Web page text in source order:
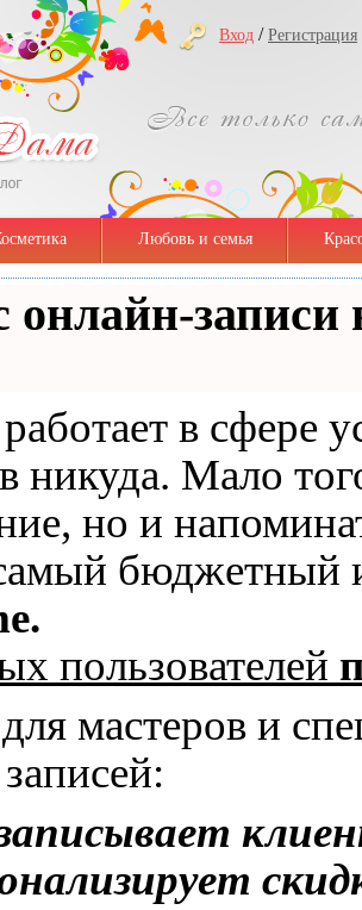
Вход / Регистрация
Любовь и семья
онлайн-записи
в сфере
никуда. Мало
но и
бюджетный
пользователей
мастеров и